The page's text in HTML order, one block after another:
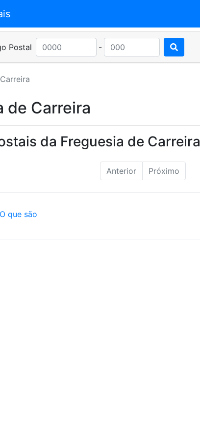
Postal -
Carreira
de Carreira
da Freguesia de Carreira
Anterior Próximo
que são